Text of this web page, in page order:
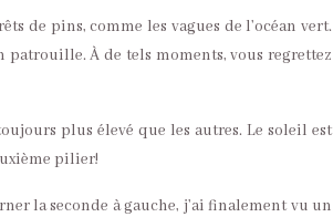
de pins, comme les vagues de l’océan vert.
patrouille. À de tels moments, vous regrettez
plus élevé que les autres. Le soleil est
pilier!
la seconde à gauche, j’ai finalement vu un